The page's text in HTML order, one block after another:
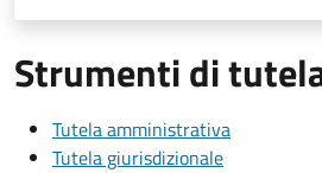
Strumenti di
Tutela amministrativa
Tutela giurisdizionale